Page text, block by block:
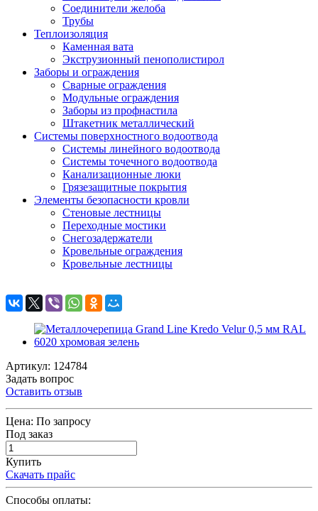
Соединители желоба
Трубы
Теплоизоляция
Каменная вата
Экструзионный пенополистирол
Заборы и ограждения
Сварные ограждения
Модульные ограждения
Заборы из профнастила
Штакетник металлический
Системы поверхностного водоотвода
Системы линейного водоотвода
Системы точечного водоотвода
Канализационные люки
Грязезащитные покрытия
Элементы безопасности кровли
Стеновые лестницы
Переходные мостики
Снегозадержатели
Кровельные ограждения
Кровельные лестницы
Артикул: 124784
Задать вопрос
Оставить отзыв
Цена: По запросу
Под заказ
Купить
Скачать прайс
Способы оплаты: